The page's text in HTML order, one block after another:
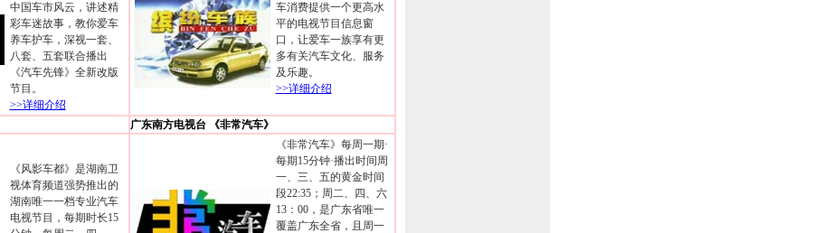
中国车市风云，讲述精
彩车迷故事，教你爱车
养车护车，深视一套、
八套、五套联合播出
《汽车先锋》全新改版
节目。
>>详细介绍
车消费提供一个更高水
平的电视节目信息窗
口，让爱车一族享有更
多有关汽车文化、服务
及乐趣。
>>详细介绍
广东南方电视台 《非常汽车》
《风影车都》是湖南卫
视体育频道强势推出的
湖南唯一一档专业汽车
电视节目，每期时长15
《非常汽车》每周一期·
每期15分钟·播出时间周
一、三、五的黄金时间
段22:35；周二、四、六
13：00，是广东省唯一
覆盖广东全省，且周一